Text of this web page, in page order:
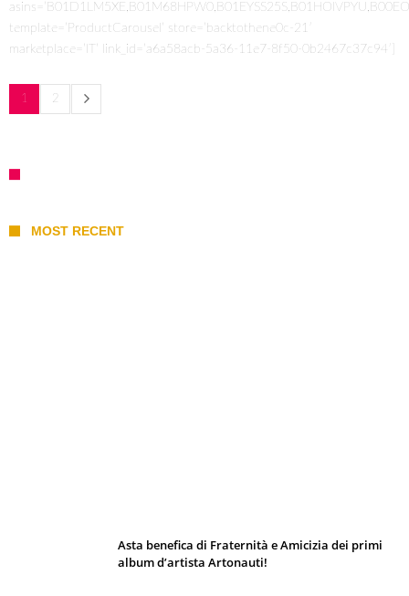
template=’ProductCarousel’ store=’backtothene0c-21′
marketplace=’IT’ link_id=’a6a58acb-5a36-11e7-8f50-0b2467c37c94′]
1 2
MOST RECENT
Asta benefica di Fraternità e Amicizia dei primi
album d’artista Artonauti!